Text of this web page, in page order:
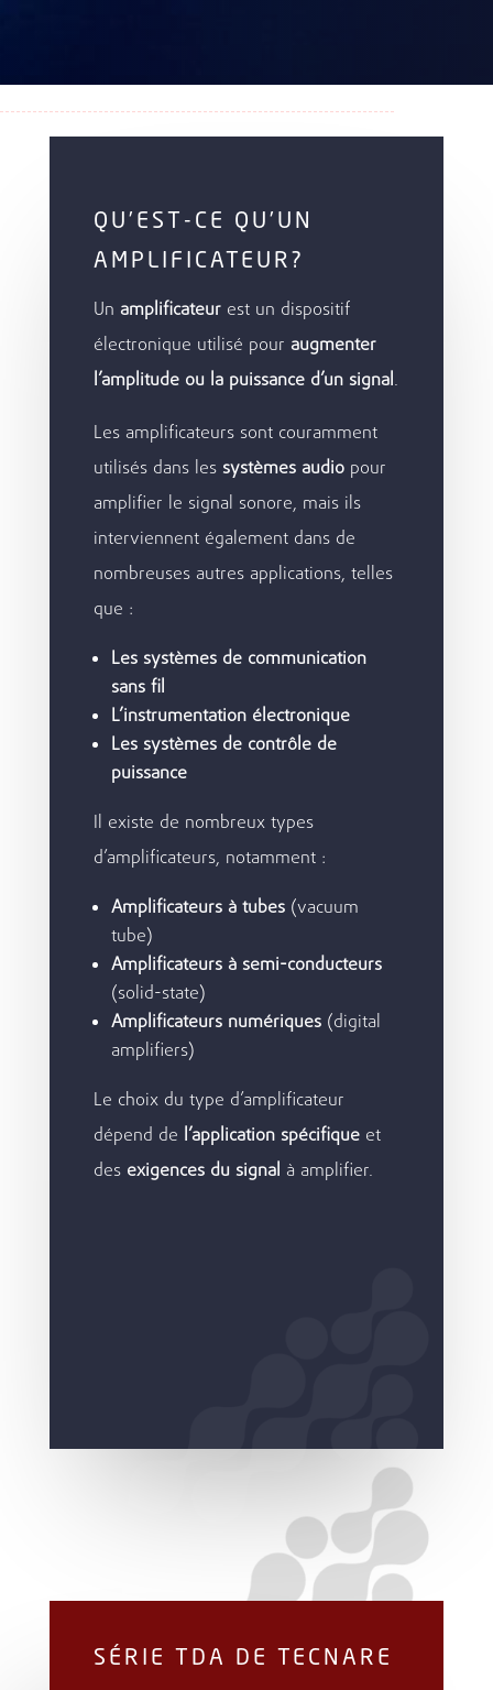
QU’EST-CE QU’UN
AMPLIFICATEUR?
Un amplificateurest un dispositif
électronique utilisé pour augmenter
l’amplitude ou la puissance d’un signal.
Les amplificateurs sont couramment
utilisés dans les systèmes audiopour
amplifier le signal sonore, mais ils
interviennent également dans de
nombreuses autres applications, telles
que :
Les systèmes de communication
sans fil
L’instrumentation électronique
Les systèmes de contrôle de
puissance
Il existe de nombreux types
d’amplificateurs, notamment :
Amplificateurs à tubes(vacuum
tube)
Amplificateurs à semi-conducteurs
(solid-state)
Amplificateurs numériques(digital
amplifiers)
Le choix du type d’amplificateur
dépend de l’application spécifiqueet
des exigences du signal à amplifier.
SÉRIE TDA DE TECNARE